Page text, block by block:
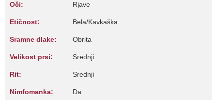
Oči: Rjave
Etičnost: Bela/Kavkaška
Sramne dlake: Obrita
Velikost prsi: Srednji
Rit: Srednji
Nimfomanka: Da